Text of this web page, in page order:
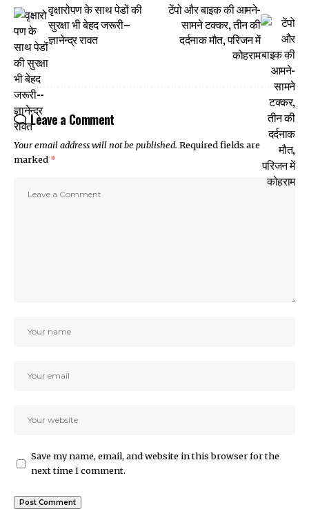
वृक्षारोपण के साथ पेडों की
सुरक्षा भी बेहद जरूरी–
ज्ञानेन्द्र रावत
टेंपो और बाइक की आमने-
सामने टक्कर, तीन की
दर्दनाक मौत, परिजन में
कोहराम
Leave a Comment
Your email address will not be published. Required fields are
marked *
Save my name, email, and website in this browser for the
next time I comment.